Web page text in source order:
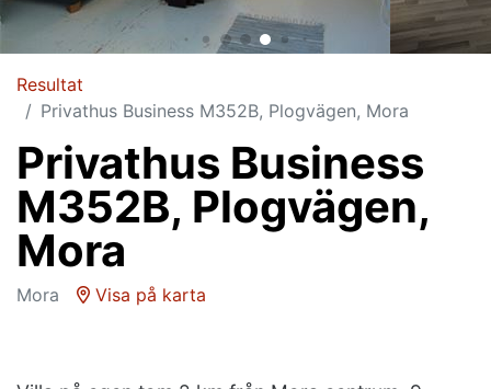
Resultat
Privathus Business M352B, Plogvägen, Mora
Privathus Business
M352B, Plogvägen,
Mora
Mora Visa på karta